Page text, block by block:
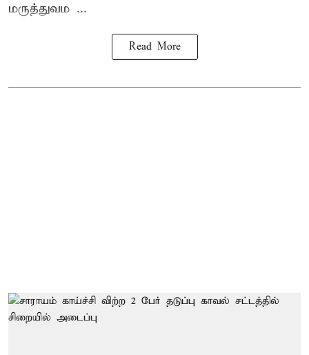
மருத்துவம ...
Read More